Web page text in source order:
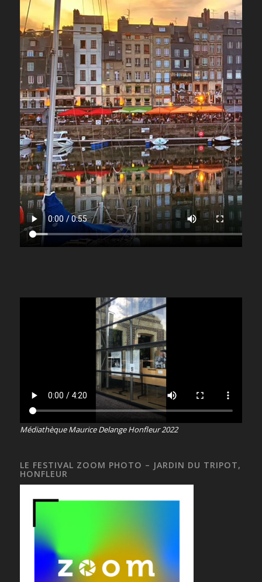
Médiathèque Maurice Delange Honfleur 2022
LE FESTIVAL ZOOM PHOTO – JARDIN DU TRIPOT,
HONFLEUR